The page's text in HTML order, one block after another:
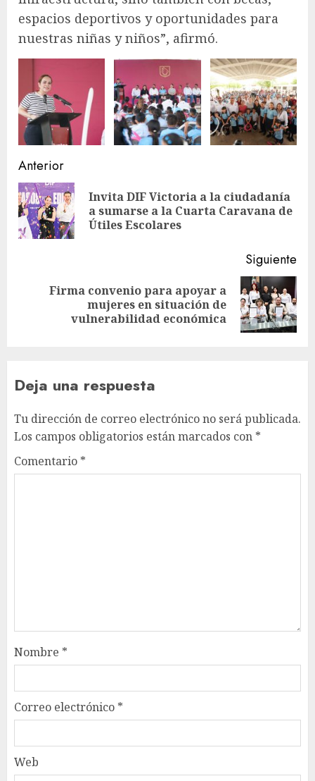
espacios deportivos y oportunidades para
nuestras niñas y niños”, afirmó.
Navegación
de
entradas
Anterior
Invita DIF Victoria a la ciudadanía
a sumarse a la Cuarta Caravana de
Útiles Escolares
Siguiente
Siguiente
Firma convenio para apoyar a
mujeres en situación de
vulnerabilidad económica
Deja una respuesta
Tu dirección de correo electrónico no será publicada.
Los campos obligatorios están marcados con *
Comentario *
Nombre *
Correo electrónico *
Web